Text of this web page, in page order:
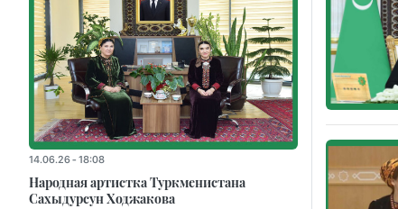
14.06.26 - 18:08
Народная артистка Туркменистана
Сахыдурсун Ходжакова